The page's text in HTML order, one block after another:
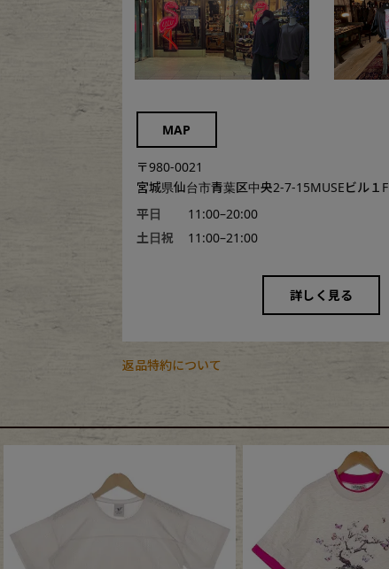
MAP
〒980-0021
宮城県仙台市青葉区中央2-7-15MUSEビル１F
平日
11:00–20:00
土日祝
11:00–21:00
詳しく見る
返品特約について